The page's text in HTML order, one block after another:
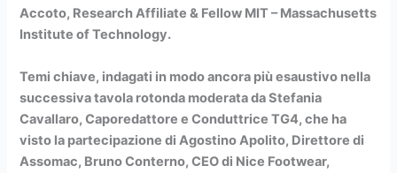
Accoto, Research Affiliate & Fellow MIT – Massachusetts
Institute of Technology.
Temi chiave, indagati in modo ancora più esaustivo nella
successiva tavola rotonda moderata da Stefania
Cavallaro, Caporedattore e Conduttrice TG4, che ha
visto la partecipazione di Agostino Apolito, Direttore di
Assomac, Bruno Conterno, CEO di Nice Footwear,